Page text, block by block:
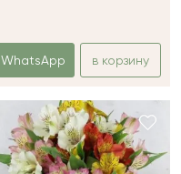
WhatsApp в корзину